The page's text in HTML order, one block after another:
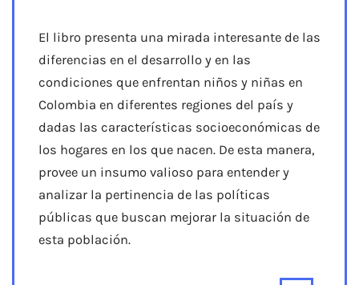
El libro presenta una mirada interesante de las
diferencias en el desarrollo y en las
condiciones que enfrentan niños y niñas en
Colombia en diferentes regiones del país y
dadas las características socioeconómicas de
los hogares en los que nacen. De esta manera,
provee un insumo valioso para entender y
analizar la pertinencia de las políticas
públicas que buscan mejorar la situación de
esta población.